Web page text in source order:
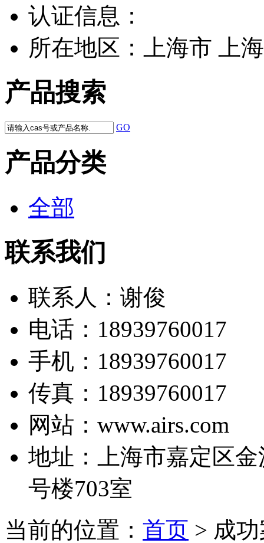
认证信息：
所在地区：
上海市 上海
产品搜索
GO
产品分类
全部
联系我们
联系人： 谢俊
电话： 18939760017
手机： 18939760017
传真： 18939760017
网站： www.airs.com
地址：
上海市嘉定区
号楼703室
当前的位置： 首页 > 成